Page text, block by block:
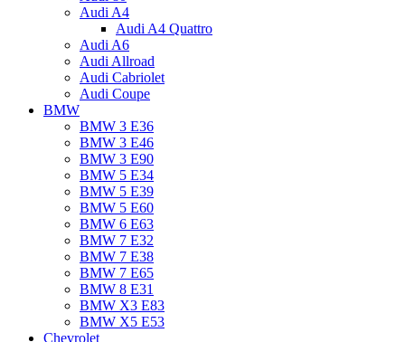
Audi A4
Audi A4 Quattro
Audi A6
Audi Allroad
Audi Cabriolet
Audi Coupe
BMW
BMW 3 E36
BMW 3 E46
BMW 3 E90
BMW 5 E34
BMW 5 E39
BMW 5 E60
BMW 6 Е63
BMW 7 Е32
BMW 7 Е38
BMW 7 Е65
BMW 8 Е31
BMW X3 E83
BMW X5 E53
Chevrolet